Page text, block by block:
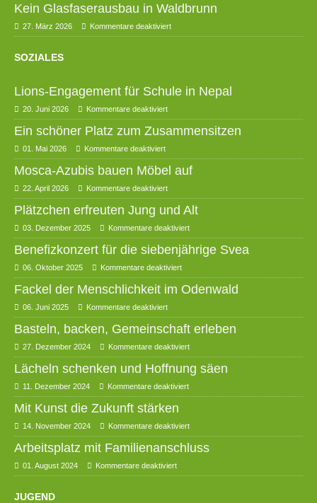
Kein Glasfaserausbau in Waldbrunn
27. März 2026 Kommentare deaktiviert
SOZIALES
Lions-Engagement für Schule in Nepal
20. Juni 2026 Kommentare deaktiviert
Ein schöner Platz zum Zusammensitzen
01. Mai 2026 Kommentare deaktiviert
Mosca-Azubis bauen Möbel auf
22. April 2026 Kommentare deaktiviert
Plätzchen erfreuten Jung und Alt
03. Dezember 2025 Kommentare deaktiviert
Benefizkonzert für die siebenjährige Svea
06. Oktober 2025 Kommentare deaktiviert
Fackel der Menschlichkeit im Odenwald
06. Juni 2025 Kommentare deaktiviert
Basteln, backen, Gemeinschaft erleben
27. Dezember 2024 Kommentare deaktiviert
Lächeln schenken und Hoffnung säen
11. Dezember 2024 Kommentare deaktiviert
Mit Kunst die Zukunft stärken
14. November 2024 Kommentare deaktiviert
Arbeitsplatz mit Familienanschluss
01. August 2024 Kommentare deaktiviert
JUGEND